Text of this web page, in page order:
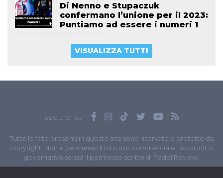
Di Nenno e Stupaczuk
confermano l’unione per il 2023:
Puntiamo ad essere i numeri 1
VISUALIZZA TUTTI
SEGUICI SU
Tutte le foto presenti in questo sito sono riservate e protette da
copyright. Non è permesso il loro uso commerciale, no-profit o
governativo senza il permesso scritto di Padel Review.